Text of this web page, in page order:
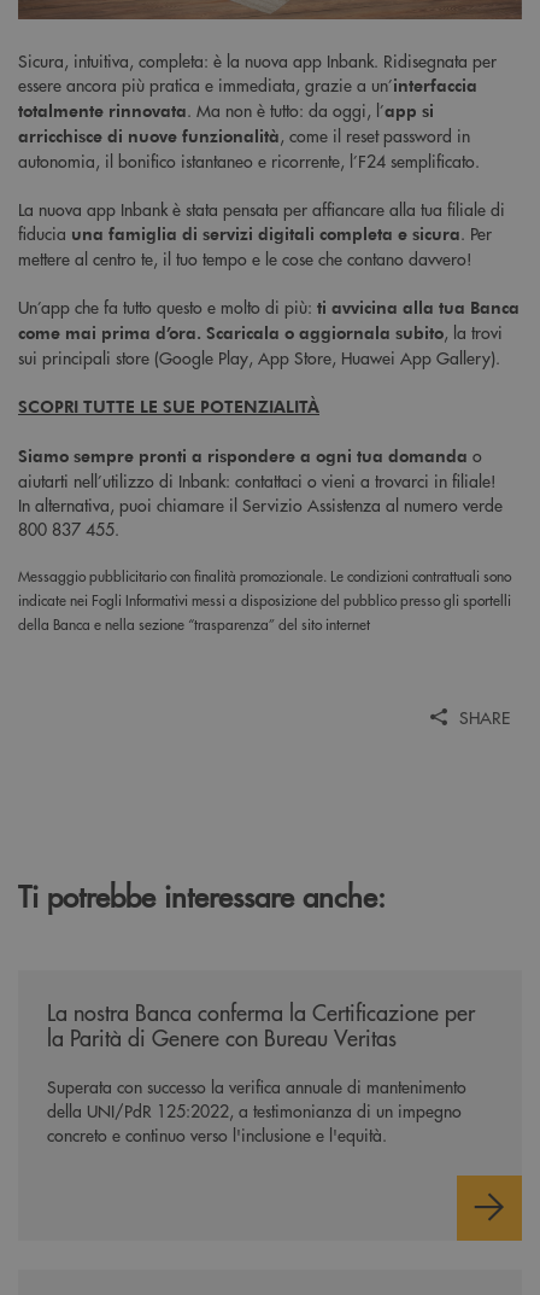
Sicura, intuitiva, completa: è la nuova app Inbank. Ridisegnata per
essere ancora più pratica e immediata, grazie a un’interfaccia
totalmente rinnovata. Ma non è tutto: da oggi, l’app si
arricchisce di nuove funzionalità, come il reset password in
autonomia, il bonifico istantaneo e ricorrente, l’F24 semplificato.
La nuova app Inbank è stata pensata per affiancare alla tua filiale di
fiducia una famiglia di servizi digitali completa e sicura. Per
mettere al centro te, il tuo tempo e le cose che contano davvero!
Un’app che fa tutto questo e molto di più: ti avvicina alla tua Banca
come mai prima d’ora. Scaricala o aggiornala subito, la trovi
sui principali store (Google Play, App Store, Huawei App Gallery).
SCOPRI TUTTE LE SUE POTENZIALITÀ
Siamo sempre pronti a rispondere a ogni tua domanda o
aiutarti nell’utilizzo di Inbank: contattaci o vieni a trovarci in filiale!
In alternativa, puoi chiamare il Servizio Assistenza al numero verde
800 837 455.
Messaggio pubblicitario con finalità promozionale. Le condizioni contrattuali sono
indicate nei Fogli Informativi messi a disposizione del pubblico presso gli sportelli
della Banca e nella sezione “trasparenza” del sito internet
SHARE
Ti potrebbe interessare anche:
La nostra Banca conferma la Certificazione per
la Parità di Genere con Bureau Veritas
Superata con successo la verifica annuale di mantenimento
della UNI/PdR 125:2022, a testimonianza di un impegno
concreto e continuo verso l'inclusione e l'equità.